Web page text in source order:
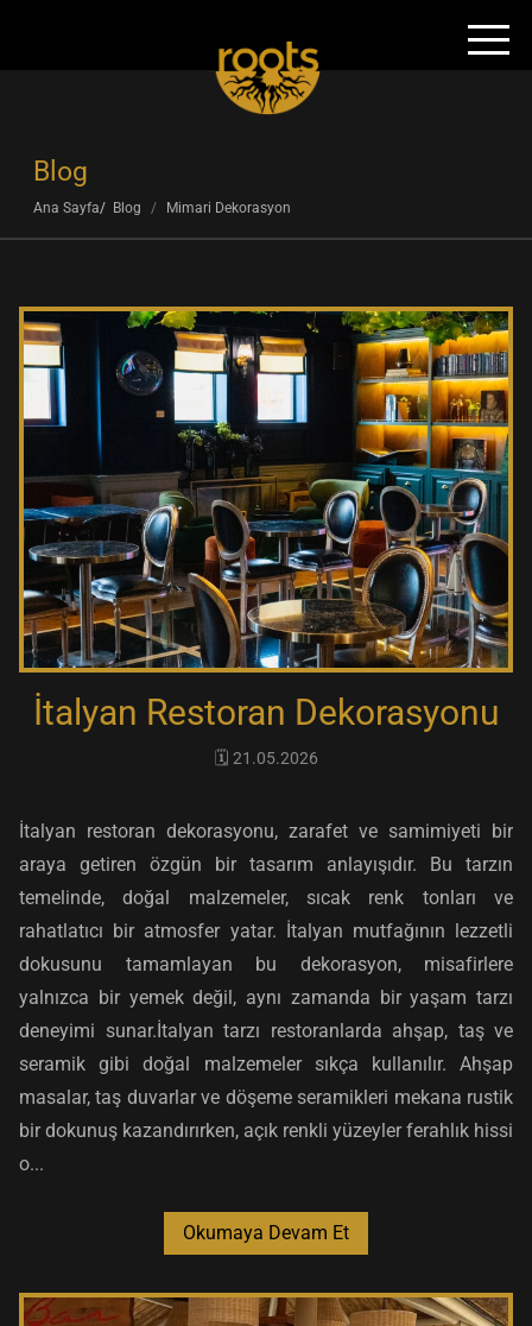
Blog
Ana Sayfa Blog Mimari Dekorasyon
İtalyan Restoran Dekorasyonu
🗓️ 21.05.2026
İtalyan restoran dekorasyonu, zarafet ve samimiyeti bir
araya getiren özgün bir tasarım anlayışıdır. Bu tarzın
temelinde, doğal malzemeler, sıcak renk tonları ve
rahatlatıcı bir atmosfer yatar. İtalyan mutfağının lezzetli
dokusunu tamamlayan bu dekorasyon, misafirlere
yalnızca bir yemek değil, aynı zamanda bir yaşam tarzı
deneyimi sunar.İtalyan tarzı restoranlarda ahşap, taş ve
seramik gibi doğal malzemeler sıkça kullanılır. Ahşap
masalar, taş duvarlar ve döşeme seramikleri mekana rustik
bir dokunuş kazandırırken, açık renkli yüzeyler ferahlık hissi
o...
Okumaya Devam Et